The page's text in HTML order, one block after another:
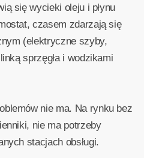
się wycieki oleju i płynu
czasem zdarzają się
(elektryczne szyby,
sprzęgła i wodzikami
nie ma. Na rynku bez
nie ma potrzeby
stacjach obsługi.